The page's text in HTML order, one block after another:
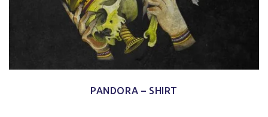
PANDORA – SHIRT